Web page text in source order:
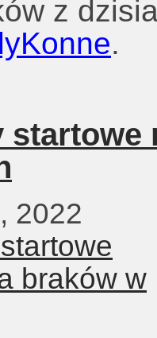
z
.
2022